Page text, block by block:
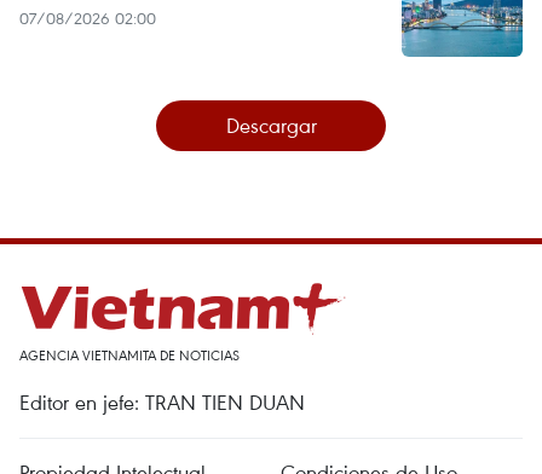
07/08/2026 02:00
Descargar
AGENCIA VIETNAMITA DE NOTICIAS
Editor en jefe: TRAN TIEN DUAN